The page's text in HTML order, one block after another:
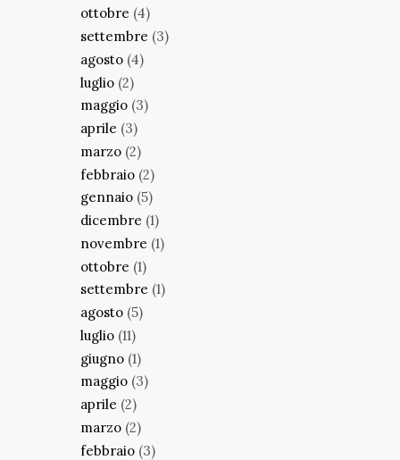
ottobre (4)
settembre (3)
agosto (4)
luglio (2)
maggio (3)
aprile (3)
marzo (2)
febbraio (2)
gennaio (5)
dicembre (1)
novembre (1)
ottobre (1)
settembre (1)
agosto (5)
luglio (11)
giugno (1)
maggio (3)
aprile (2)
marzo (2)
febbraio (3)